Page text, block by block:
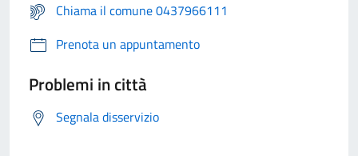
Chiama il comune 0437966111
Prenota un appuntamento
Problemi in città
Segnala disservizio